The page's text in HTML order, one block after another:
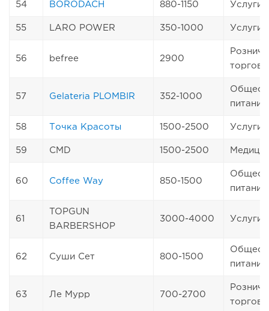
54 BORODACH 880-1150 Услуги
55 LARO POWER 350-1000 Услуги
56 befree 2900
57 Gelateria PLOMBIR 352-1000
питание
58 Точка Красоты 1500-2500 Услуги
59 CMD 1500-2500
60 Coffee Way 850-1500
питание
61
TOPGUN
BARBERSHOP
3000-4000 Услуги
62 Суши Сет 800-1500
питание
63 Ле Мурр 700-2700